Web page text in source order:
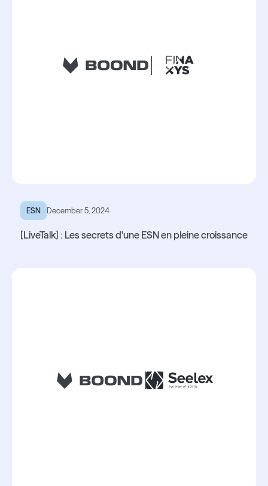
ESN December 5, 2024
[LiveTalk] : Les secrets d'une ESN en pleine croissance